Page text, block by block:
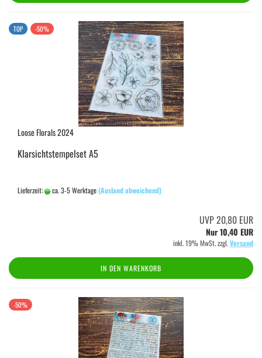
TOP -50%
Loose Florals 2024
Klarsichtstempelset A5
Lieferzeit: ca. 3-5 Werktage(Ausland abweichend)
UVP 20,80 EUR
Nur 10,40 EUR
inkl. 19% MwSt. zzgl.Versand
IN DEN WARENKORB
-50%